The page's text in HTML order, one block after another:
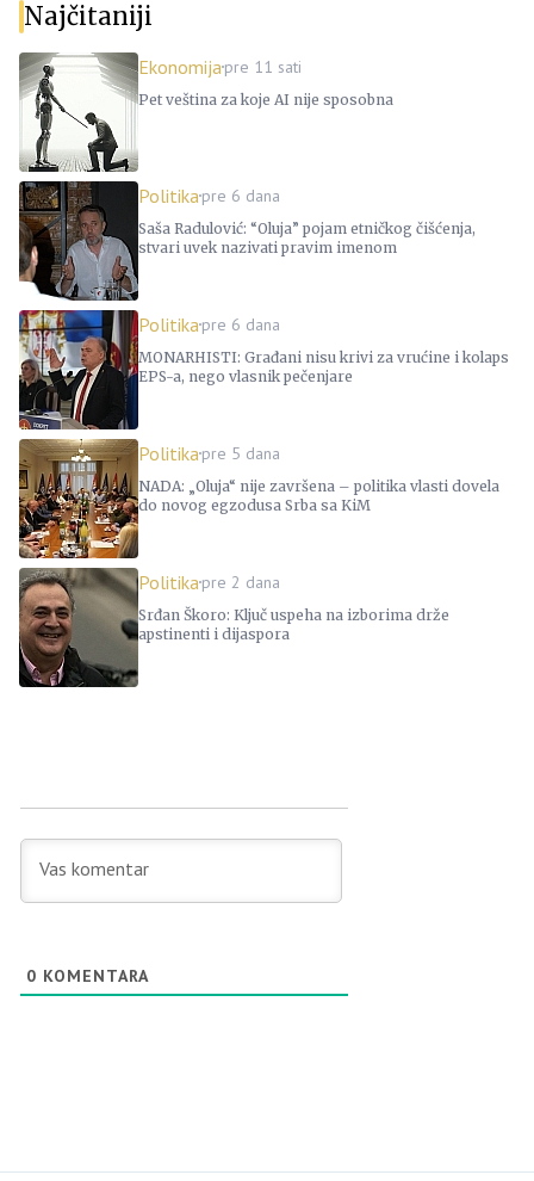
Najčitaniji
Ekonomijapre 11 sati
Pet veština za koje AI nije sposobna
Politikapre 6 dana
Saša Radulović: “Oluja” pojam etničkog čišćenja,
stvari uvek nazivati pravim imenom
Politikapre 6 dana
MONARHISTI: Građani nisu krivi za vrućine i kolaps
EPS-a, nego vlasnik pečenjare
Politikapre 5 dana
NADA: „Oluja“ nije završena – politika vlasti dovela
do novog egzodusa Srba sa KiM
Politikapre 2 dana
Srđan Škoro: Ključ uspeha na izborima drže
apstinenti i dijaspora
0 KOMENTARA